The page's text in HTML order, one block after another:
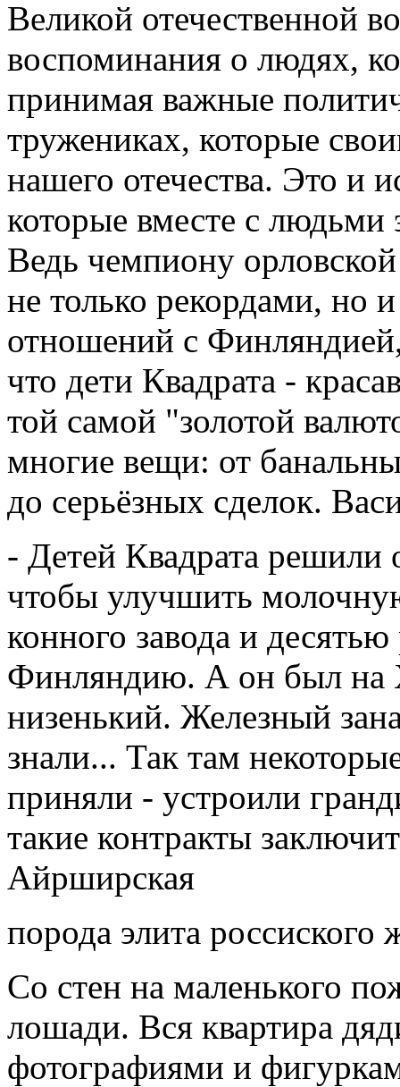
Великой отечественной
воспоминания о людях,
принимая важные
тружениках, которые
нашего отечества. Это и
которые вместе с людьми
Ведь чемпиону
не только рекордами, но
отношений с
что дети Квадрата -
той самой "золотой
многие вещи: от
до серьёзных сделок.
- Детей Квадрата решили
чтобы улучшить
конного завода и
Финляндию. А он был на
низенький. Железный
знали... Так там
приняли - устроили
такие контракты
Айрширская
порода элита россиского
Со стен на маленького
лошади. Вся квартира
фотографиями и